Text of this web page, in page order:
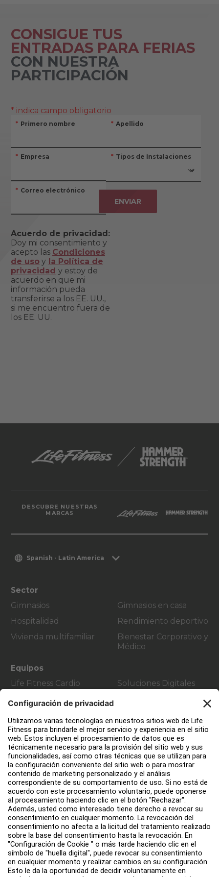
CONSIGUE TUS
ENTRADAS PARA FERIAS
CON NUESTRA
PARTICIPACIÓN
DESCUBRE NUESTRAS
MARCAS
Spanish - Latin America
Sector
Gimnasios
Hospitalidad
Vivienda multifamiliar
Gimnasios en casa
Rendimiento deportivo
Bienestar Corporativo y
Médico
Equipos
Life Fitness Cardio
Strength Training
Soluciones Digitales
Atención al Cliente
Design de gimnasio
Centro de servicios
Centro de Educación
Acerca de
Buscar un distribuidor
Encuentre una tienda
Legal
Accesibilidad